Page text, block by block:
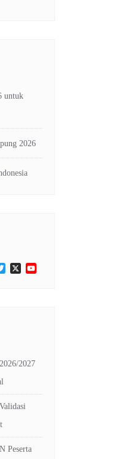
untuk
2026
Twitter
X
2027
Peserta